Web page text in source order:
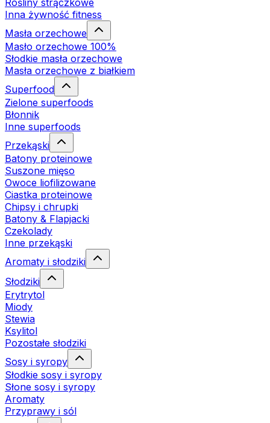
Rośliny strączkowe
Inna żywność fitness
Masła orzechowe
Masło orzechowe 100%
Słodkie masła orzechowe
Masła orzechowe z białkiem
Superfood
Zielone superfoods
Błonnik
Inne superfoods
Przekąski
Batony proteinowe
Suszone mięso
Owoce liofilizowane
Ciastka proteinowe
Chipsy i chrupki
Batony & Flapjacki
Czekolady
Inne przekąski
Aromaty i słodziki
Słodziki
Erytrytol
Miody
Stewia
Ksylitol
Pozostałe słodziki
Sosy i syropy
Słodkie sosy i syropy
Słone sosy i syropy
Aromaty
Przyprawy i sól